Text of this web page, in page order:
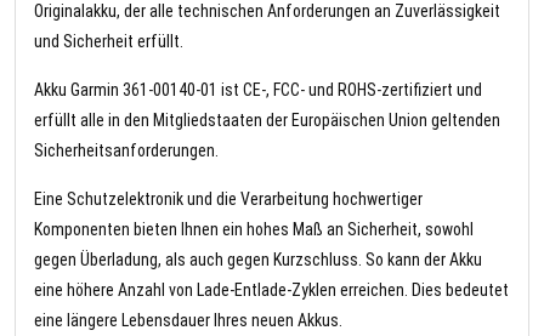
Originalakku, der alle technischen Anforderungen an Zuverlässigkeit
und Sicherheit erfüllt.
Akku Garmin 361-00140-01 ist CE-, FCC- und ROHS-zertifiziert und
erfüllt alle in den Mitgliedstaaten der Europäischen Union geltenden
Sicherheitsanforderungen.
Eine Schutzelektronik und die Verarbeitung hochwertiger
Komponenten bieten Ihnen ein hohes Maß an Sicherheit, sowohl
gegen Überladung, als auch gegen Kurzschluss. So kann der Akku
eine höhere Anzahl von Lade-Entlade-Zyklen erreichen. Dies bedeutet
eine längere Lebensdauer Ihres neuen Akkus.